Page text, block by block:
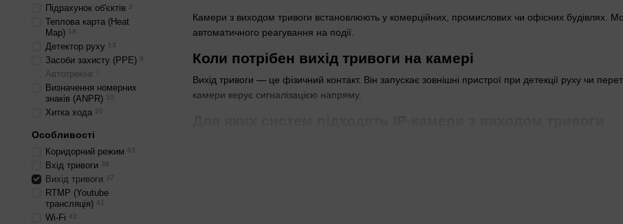
Камери з виходом тривоги встановлюють у комерційних, промислових чи офісних будівлях.
автоматичного реагування на події.
Коли потрібен вихід тривоги на камері
Вихід тривоги — це фізичний контакт. Він запускає зовнішні пристрої при детекції руху чи
камери керує сигналізацією напряму.
Підрахунок об'єктів 3
Теплова карта (Heat
Map) 18
Детектор руху 13
Засоби захисту (PPE) 8
Автотрекінг
Визначення номерних
знаків (ANPR) 10
Хитка хода 20
Особливості
Коридорний режим 63
Вхід тривоги 38
Вихід тривоги 37
RTMP (Youtube
трансляція) 41
Wi-Fi 42